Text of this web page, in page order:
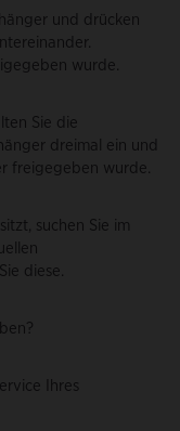
und drücken
wurde.
Sie die
dreimal ein und
freigegeben wurde.
suchen Sie im
diese.
Ihres